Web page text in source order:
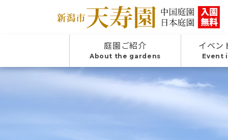
庭園ご紹介
About the gardens
イベン
Event